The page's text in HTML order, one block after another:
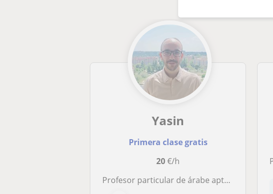
Yasin
Primera clase gratis
20€/h
Profesor particular de árabe apto para todas las edades y niveles.